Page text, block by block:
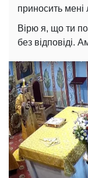
приносить
Вірю я, що ти
без відповіді.